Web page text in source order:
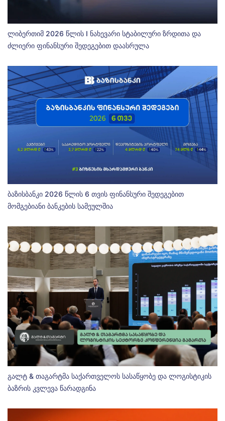
ლიბერთიმ 2026 წლის I ნახევარი სტაბილური ზრდითა და
ძლიერი ფინანსური შედეგებით დაასრულა
ბაზისბანკი 2026 წლის 6 თვის ფინანსური შედეგებით
მომგებიანი ბანკების სამეულშია
გალტ & თაგარტმა საქართველოს სასაწყობე და ლოგისტიკის
ბაზრის კვლევა წარადგინა